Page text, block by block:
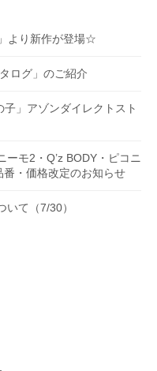
より新作が登場☆
ログ」のご紹介
子」アゾンダイレクトスト
モ2・Q’z BODY・ピコニ
・価格改定のお知らせ
て（7/30）